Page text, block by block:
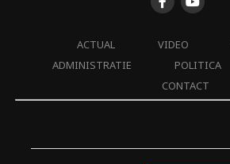
ACTUAL VIDEO
ADMINISTRATIE
POLITICA
CONTACT